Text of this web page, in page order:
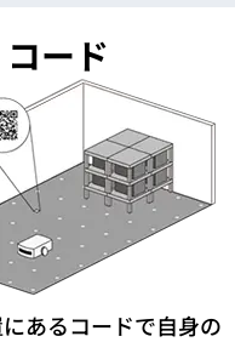
コード
あるコードで自身の